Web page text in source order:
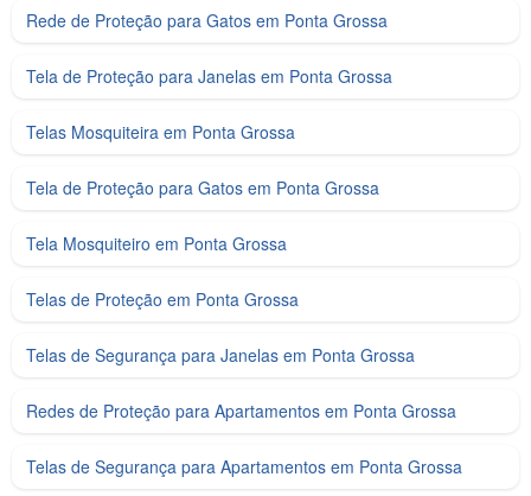
Rede de Proteção para Gatos em Ponta Grossa
Tela de Proteção para Janelas em Ponta Grossa
Telas Mosquiteira em Ponta Grossa
Tela de Proteção para Gatos em Ponta Grossa
Tela Mosquiteiro em Ponta Grossa
Telas de Proteção em Ponta Grossa
Telas de Segurança para Janelas em Ponta Grossa
Redes de Proteção para Apartamentos em Ponta Grossa
Telas de Segurança para Apartamentos em Ponta Grossa